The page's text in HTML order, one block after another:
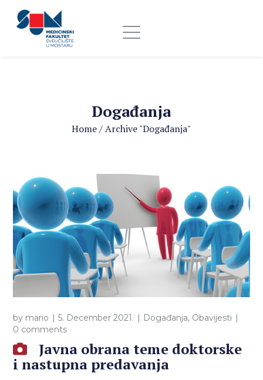
Događanja
Home/Archive "Događanja"
by mario 5. December 2021. Događanja, Obavijesti
0 comments
Javna obrana teme doktorske
i nastupna predavanja